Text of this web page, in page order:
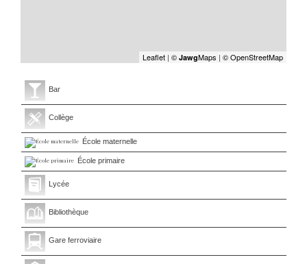
Leaflet | © JawgMaps | © OpenStreetMap
Bar
Collège
École maternelle
École primaire
Lycée
Bibliothèque
Gare ferroviaire